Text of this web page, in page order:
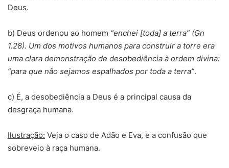
Deus.
b) Deus ordenou ao homem “enchei [toda] a terra” (Gn
1.28). Um dos motivos humanos para construir a torre era
uma clara demonstração de desobediência à ordem divina:
“para que não sejamos espalhados por toda a terra”.
c) É, a desobediência a Deus é a principal causa da
desgraça humana.
Ilustração: Veja o caso de Adão e Eva, e a confusão que
sobreveio à raça humana.